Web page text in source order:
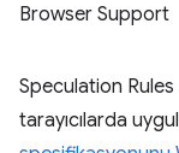
Browser Support
Speculation
tarayıcılarda